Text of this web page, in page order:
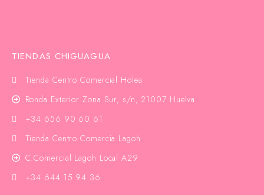
TIENDAS CHIGUAGUA
Tienda Centro Comercial Holea
Ronda Exterior Zona Sur, s/n, 21007 Huelva
+34 656 90 60 61
Tienda Centro Comercia Lagoh
C.Comercial Lagoh Local A29
+34 644 15 94 36